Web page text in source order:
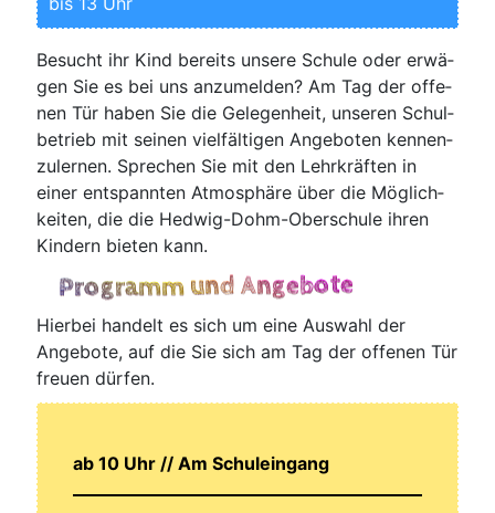
Besucht ihr Kind bereits unse­re Schu­le oder erwä­
gen Sie es bei uns anzu­mel­den? Am Tag der offe­
nen Tür haben Sie die Gele­gen­heit, unse­ren Schul­
be­trieb mit sei­nen viel­fäl­ti­gen Ange­bo­ten ken­nen­
zu­ler­nen. Spre­chen Sie mit den Lehr­kräf­ten in
einer ent­spann­ten Atmo­sphä­re über die Mög­lich­
kei­ten, die die Hedwig-Dohm-Oberschule ihren
Kin­dern bie­ten kann.
Programm und Angebote
Hier­bei han­delt es sich um eine Aus­wahl der
Ange­bo­te, auf die Sie sich am Tag der offe­nen Tür
freu­en dürfen.
ab 10 Uhr // Am Schuleingang